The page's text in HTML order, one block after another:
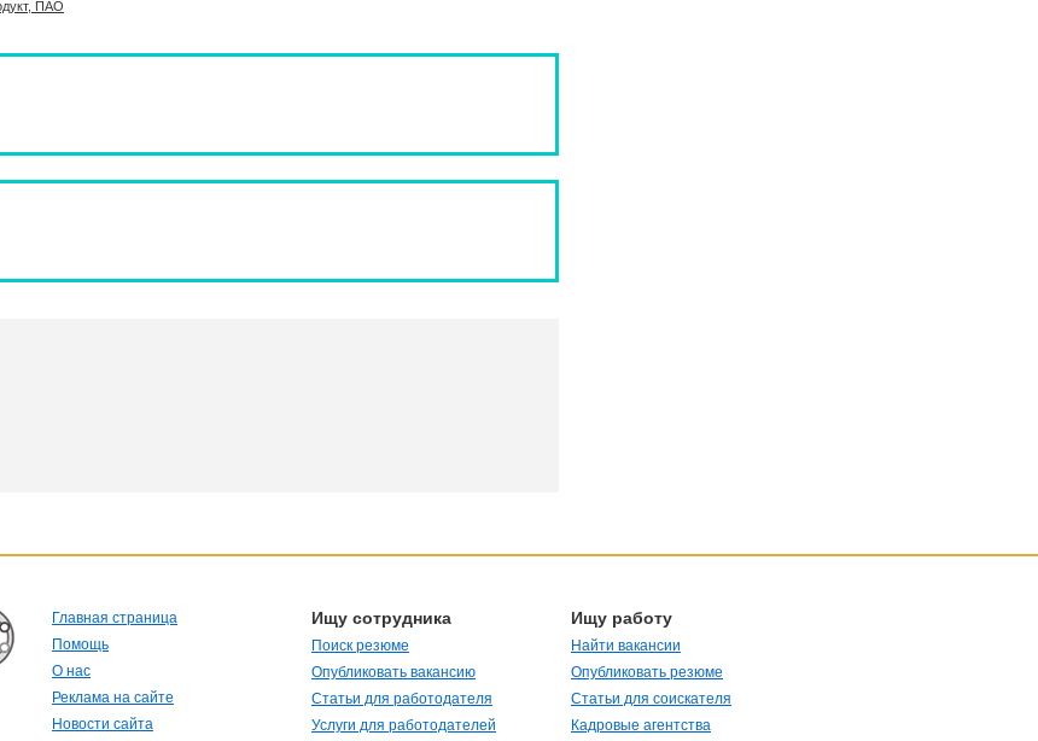
ПАО
Главная страница
Помощь
О нас
Реклама на сайте
Новости сайта
Ищу сотрудника
Поиск резюме
Опубликовать вакансию
Статьи для работодателя
Услуги для работодателей
Ищу работу
Найти вакансии
Опубликовать резюме
Статьи для соискателя
Кадровые агентства